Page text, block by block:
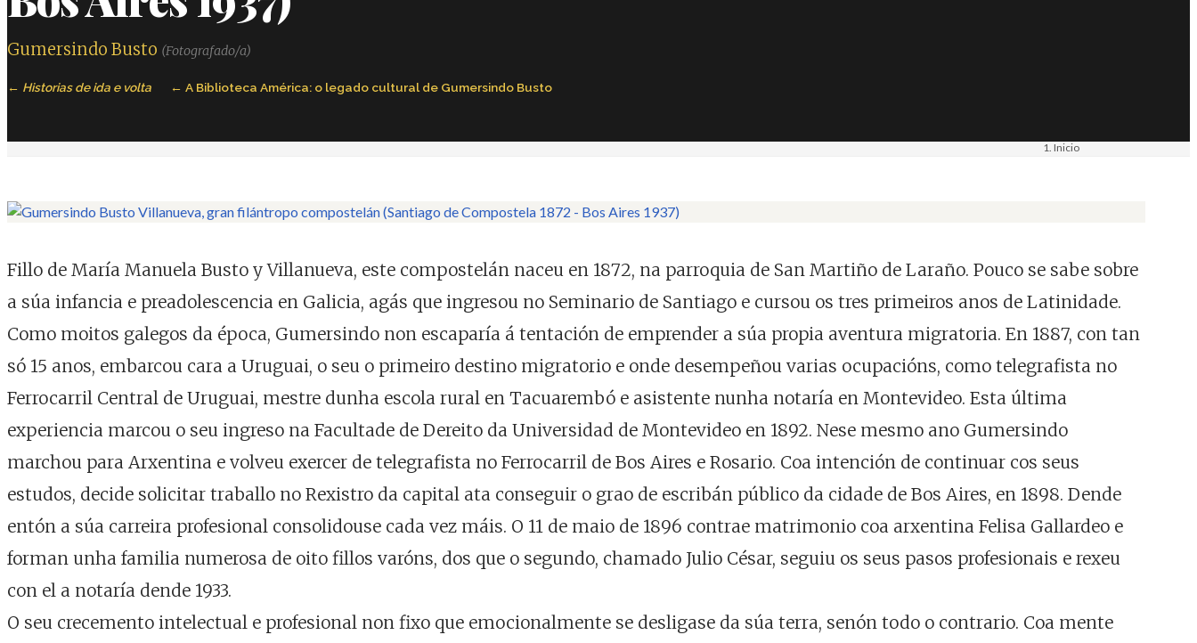
Gumersindo Busto (Fotografado/a)
Historias de ida e volta A Biblioteca América: o legado cultural de Gumersindo Busto
Inicio
Fillo de María Manuela Busto y Villanueva, este compostelán naceu en 1872, na parroquia de San Martiño de Laraño. Pouco se sabe sobre
a súa infancia e preadolescencia en Galicia, agás que ingresou no Seminario de Santiago e cursou os tres primeiros anos de Latinidade.
Como moitos galegos da época, Gumersindo non escaparía á tentación de emprender a súa propia aventura migratoria. En 1887, con tan
só 15 anos, embarcou cara a Uruguai, o seu o primeiro destino migratorio e onde desempeñou varias ocupacións, como telegrafista no
Ferrocarril Central de Uruguai, mestre dunha escola rural en Tacuarembó e asistente nunha notaría en Montevideo. Esta última
experiencia marcou o seu ingreso na Facultade de Dereito da Universidad de Montevideo en 1892. Nese mesmo ano Gumersindo
marchou para Arxentina e volveu exercer de telegrafista no Ferrocarril de Bos Aires e Rosario. Coa intención de continuar cos seus
estudos, decide solicitar traballo no Rexistro da capital ata conseguir o grao de escribán público da cidade de Bos Aires, en 1898. Dende
entón a súa carreira profesional consolidouse cada vez máis. O 11 de maio de 1896 contrae matrimonio coa arxentina Felisa Gallardeo e
forman unha familia numerosa de oito fillos varóns, dos que o segundo, chamado Julio César, seguiu os seus pasos profesionais e rexeu
con el a notaría dende 1933.
O seu crecemento intelectual e profesional non fixo que emocionalmente se desligase da súa terra, senón todo o contrario. Coa mente